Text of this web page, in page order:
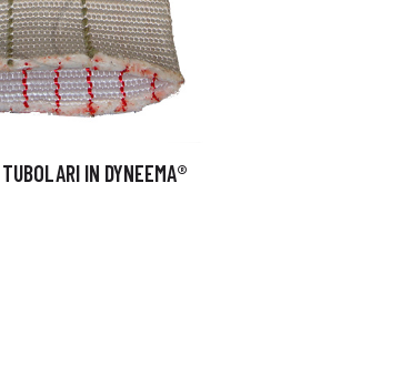
IN DYNEEMA®